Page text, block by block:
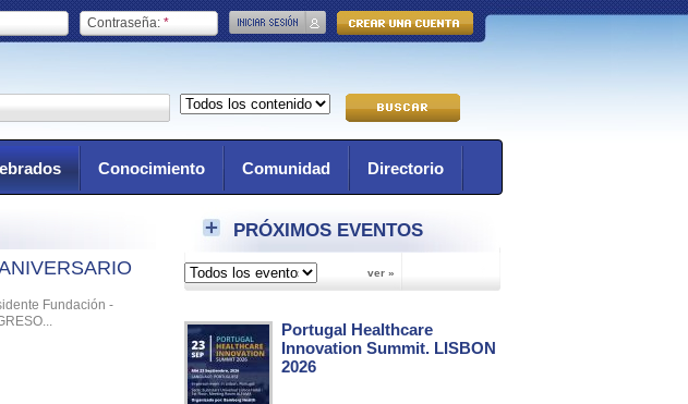
Contraseña: *
Conocimiento Comunidad Directorio
PRÓXIMOS EVENTOS
Portugal Healthcare
Innovation Summit. LISBON
2026
Fundación -